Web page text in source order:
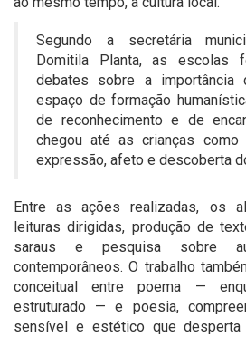
Segundo a secretária
Domitila Planta, as escolas
debates sobre a importância
espaço de formação
de reconhecimento e de
chegou até as crianças como
expressão, afeto e descoberta
Entre as ações realizadas, os
leituras dirigidas, produção de
saraus e pesquisa sobre
contemporâneos. O trabalho
conceitual entre poema —
estruturado — e poesia,
sensível e estético que